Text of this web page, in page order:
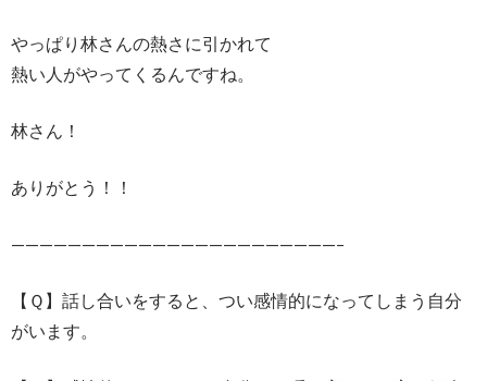
やっぱり林さんの熱さに引かれて
熱い人がやってくるんですね。
林さん！
ありがとう！！
———————————————————————–
【Ｑ】話し合いをすると、つい感情的になってしまう自分
がいます。